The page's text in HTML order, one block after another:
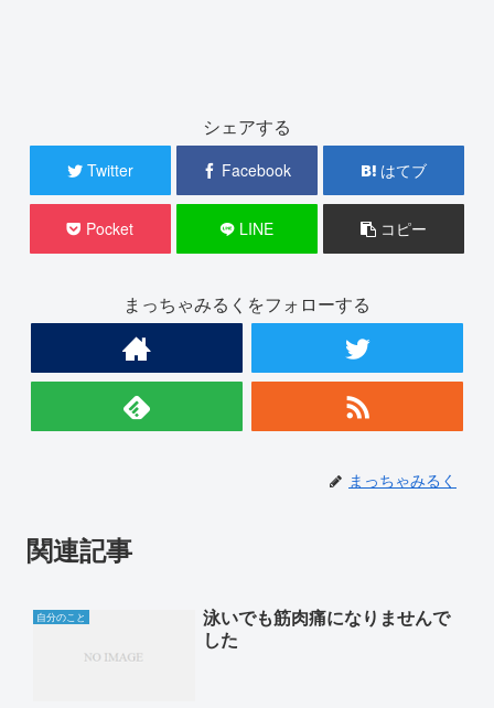
シェアする
Twitter Facebook はてブ
Pocket LINE コピー
まっちゃみるくをフォローする
まっちゃみるく
関連記事
自分のこと
泳いでも筋肉痛になりませんで
した